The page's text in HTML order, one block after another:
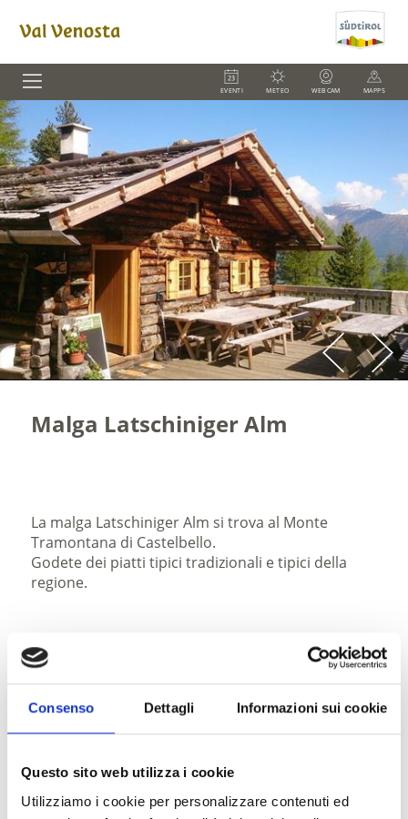
Consenso Dettagli Informazioni sui cookie
Questo sito web utilizza i cookie
Utilizziamo i cookie per personalizzare contenuti ed
EVENTI METEO WEBCAM MAPPS
Malga Latschiniger Alm
La malga Latschiniger Alm si trova al Monte
Tramontana di Castelbello.
Godete dei piatti tipici tradizionali e tipici della
regione.
scaricare GPX